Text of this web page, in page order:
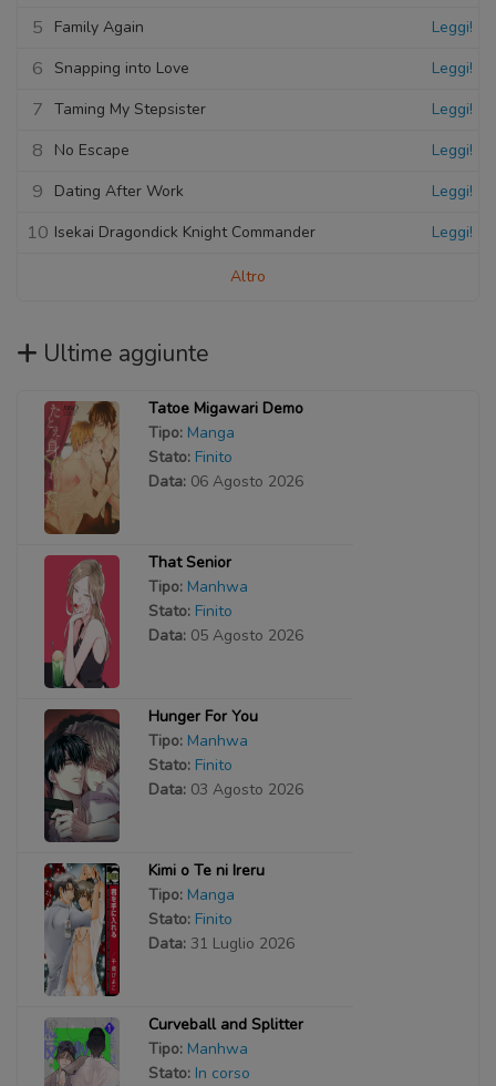
5 Family Again Leggi!
6 Snapping into Love Leggi!
7 Taming My Stepsister Leggi!
8 No Escape Leggi!
9 Dating After Work Leggi!
10 Isekai Dragondick Knight Commander Leggi!
Altro
Ultime aggiunte
Tatoe Migawari Demo
Tipo: Manga
Stato: Finito
Data: 06 Agosto 2026
That Senior
Tipo: Manhwa
Stato: Finito
Data: 05 Agosto 2026
Hunger For You
Tipo: Manhwa
Stato: Finito
Data: 03 Agosto 2026
Kimi o Te ni Ireru
Tipo: Manga
Stato: Finito
Data: 31 Luglio 2026
Curveball and Splitter
Tipo: Manhwa
Stato: In corso